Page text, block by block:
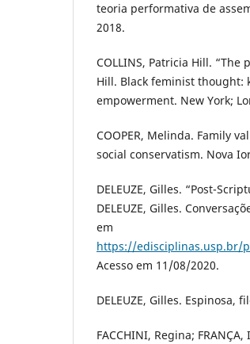
teoria performativa de
2018.
COLLINS, Patricia Hill. “The
Hill. Black feminist thought:
empowerment. New York;
COOPER, Melinda. Family
social conservatism. Nova
DELEUZE, Gilles. “Post-
DELEUZE, Gilles.
em
https://edisciplinas.usp.br/
Acesso em 11/08/2020.
DELEUZE, Gilles. Espinosa,
FACCHINI, Regina;